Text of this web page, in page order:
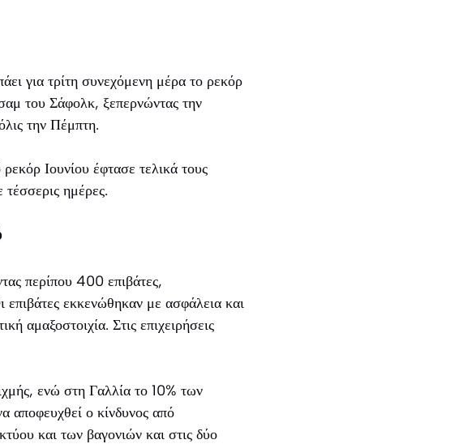
για τρίτη συνεχόμενη μέρα το ρεκόρ
του Σάφολκ, ξεπερνώντας την
την Πέμπτη.
Ιουνίου έφτασε τελικά τους
ημέρες.
περίπου 400 επιβάτες,
εκκενώθηκαν με ασφάλεια και
αμαξοστοιχία. Στις επιχειρήσεις
ενώ στη Γαλλία το 10% των
αποφευχθεί ο κίνδυνος από
και των βαγονιών και στις δύο